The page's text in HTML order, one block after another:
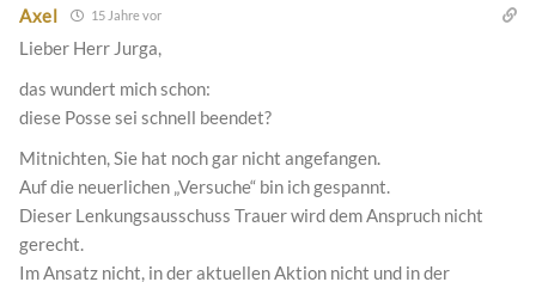
Axel 15 Jahre vor
Lieber Herr Jurga,
das wundert mich schon:
diese Posse sei schnell beendet?
Mitnichten, Sie hat noch gar nicht angefangen.
Auf die neuerlichen „Versuche“ bin ich gespannt.
Dieser Lenkungsausschuss Trauer wird dem Anspruch nicht
gerecht.
Im Ansatz nicht, in der aktuellen Aktion nicht und in der